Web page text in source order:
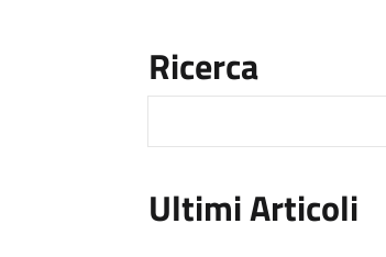
Ricerca
Ultimi Articoli